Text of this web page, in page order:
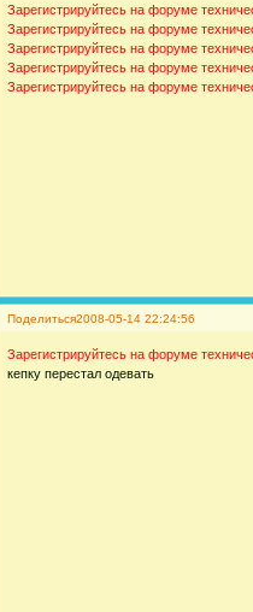
Зарегистрируйтесь на форуме
Зарегистрируйтесь на форуме
Зарегистрируйтесь на форуме
Зарегистрируйтесь на форуме
Зарегистрируйтесь на форуме
Поделиться2008-05-14 22:24:56
Зарегистрируйтесь на форуме
кепку перестал одевать